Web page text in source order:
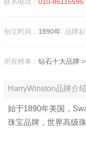
创立时间： 1890年 品牌起
所在榜单： 钻石十大品牌
HarryWinston品牌介绍
始于1890年美国，
珠宝品牌，世界高级